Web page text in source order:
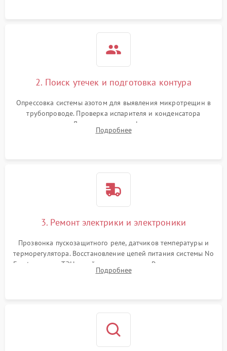
1800 ₽
2. Поиск утечек и подготовка контура
Опрессовка системы азотом для выявления микротрещин в
трубопроводе. Проверка испарителя и конденсатора
течеискателем. Демонтаж старого фильтра-осушителя и
продувка капиллярной трубки для устранения засоров.
Подробнее
3. Ремонт электрики и электроники
Прозвонка пускозащитного реле, датчиков температуры и
терморегулятора. Восстановление цепей питания системы No
Frost, включая ТЭН оттайки и вентилятор. Ремонт или замена
платы управления при сбоях алгоритмов.
Подробнее